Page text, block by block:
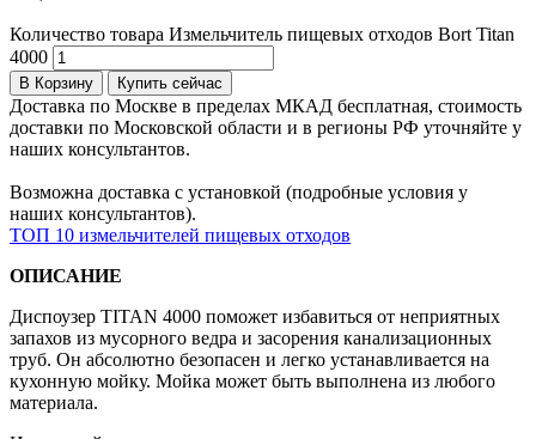
Количество товара Измельчитель пищевых отходов Bort Titan
4000
В Корзину Купить сейчас
Доставка по Москве в пределах МКАД бесплатная, стоимость
доставки по Московской области и в регионы РФ уточняйте у
наших консультантов.
Возможна доставка с установкой (подробные условия у
наших консультантов).
ТОП 10 измельчителей пищевых отходов
ОПИСАНИЕ
Диспоузер TITAN 4000 поможет избавиться от неприятных
запахов из мусорного ведра и засорения канализационных
труб. Он абсолютно безопасен и легко устанавливается на
кухонную мойку. Мойка может быть выполнена из любого
материала.